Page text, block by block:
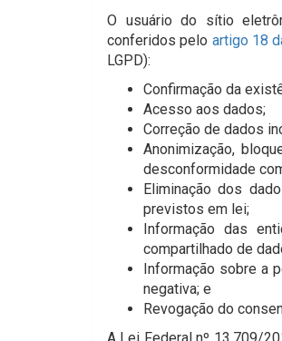
O usuário do sítio
conferidos pelo artigo 18
LGPD):
Confirmação da
Acesso aos dados;
Correção de dados
Anonimização,
desconformidade
Eliminação dos
previstos em lei;
Informação das
compartilhado de
Informação sobre a
negativa; e
Revogação do